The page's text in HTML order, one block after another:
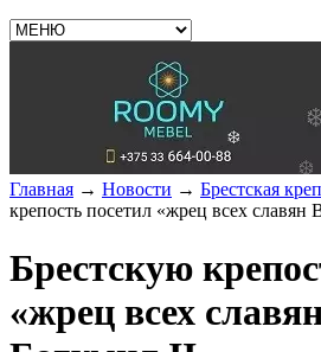
Главная → Новости → Брестская
крепость посетил «жрец всех
Брестскую
«жрец всех